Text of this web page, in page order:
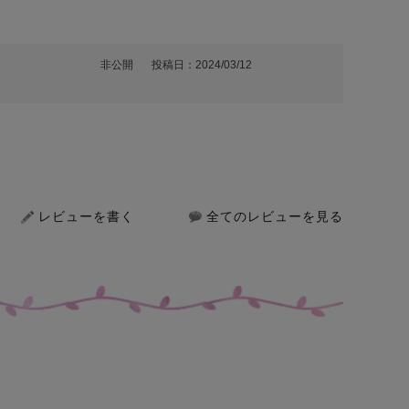
非公開 投稿日 2024/03/12
レビューを書く 全てのレビューを見る